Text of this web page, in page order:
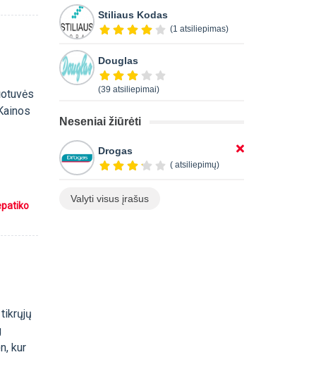
kur
Stiliaus Kodas
(1 atsiliepimas)
Douglas
(39 atsiliepimai)
Neseniai žiūrėti
Drogas
( atsiliepimų)
Valyti visus įrašus